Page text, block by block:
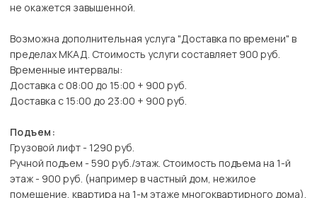
не окажется завышенной.
Возможна дополнительная услуга "Доставка по времени" в
пределах МКАД. Стоимость услуги составляет 900 руб.
Временные интервалы:
Доставка с 08:00 до 15:00 + 900 руб.
Доставка с 15:00 до 23:00 + 900 руб.
Подъем:
Грузовой лифт - 1290 руб.
Ручной подъем - 590 руб./этаж. Стоимость подъема на 1-й
этаж - 900 руб. (например в частный дом, нежилое
помещение, квартира на 1-м этаже многоквартирного дома).